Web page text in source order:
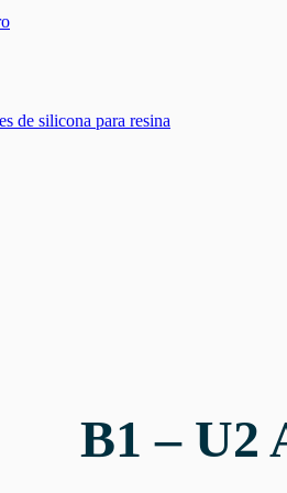
de silicona para resina
B1 – U2